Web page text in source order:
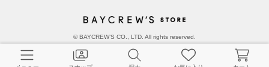
© BAYCREW’S CO., LTD. All rights reserved.